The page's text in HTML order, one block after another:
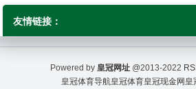
友情链接：
Powered by 皇冠网址@2013-2022
皇冠体育导航皇冠体育皇冠现金网 皇